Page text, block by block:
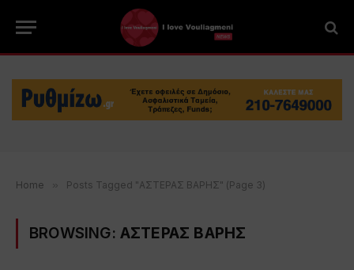
Home » Posts Tagged "ΑΣΤΕΡΑΣ ΒΑΡΗΣ" (Page 3)
BROWSING: ΑΣΤΕΡΑΣ ΒΑΡΗΣ